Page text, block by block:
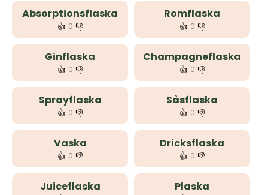
Absorptionsflaska
👍 0 👎
Romflaska
👍 0 👎
Ginflaska
👍 0 👎
Champagneflaska
👍 0 👎
Sprayflaska
👍 0 👎
Såsflaska
👍 0 👎
Vaska
👍 0 👎
Dricksflaska
👍 0 👎
Juiceflaska Plaska